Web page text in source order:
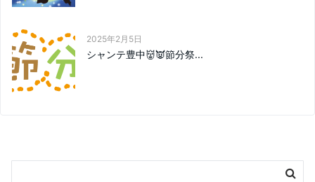
2025年2月5日
シャンテ豊中👹👿節分祭...